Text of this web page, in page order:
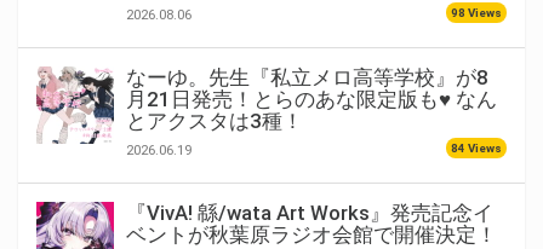
2026.08.06 98 Views
なーゆ。先生『私立メロ高等学校』が8
月21日発売！とらのあな限定版も♥ なん
とアクスタは3種！
2026.06.19 84 Views
『VivA! 緜/wata Art Works』発売記念イ
ベントが秋葉原ラジオ会館で開催決定！